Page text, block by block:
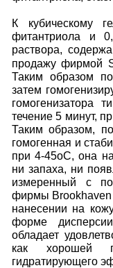
К кубическому
фитантриола и
раствора,
продажу фирмой
Таким образом
затем
гомогенизатора
течение 5 минут,
Таким образом,
гомогенная и
при 4-45oC, она
ни запаха, ни
измеренный с
фирмы Brookhaven
нанесении на
форме
обладает
как хорошей
гидратирующего